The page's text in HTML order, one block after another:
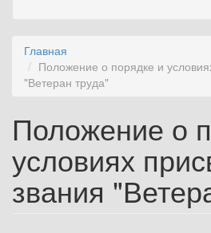
Главная
Положение о порядке и
"Ветеран труда"
Положение о
условиях
звания